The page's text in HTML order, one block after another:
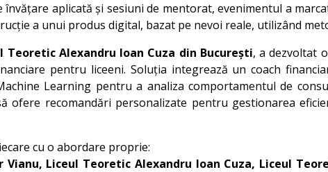
aplicată și sesiuni de mentorat, evenimentul a
a unui produs digital, bazat pe nevoi reale, utilizând
Teoretic Alexandru Ioan Cuza din București, a dezvoltat
pentru liceeni. Soluția integrează un coach
Learning pentru a analiza comportamentul de
ofere recomandări personalizate pentru gestionarea
cu o abordare proprie:
Liceul Teoretic Alexandru Ioan Cuza, Liceul